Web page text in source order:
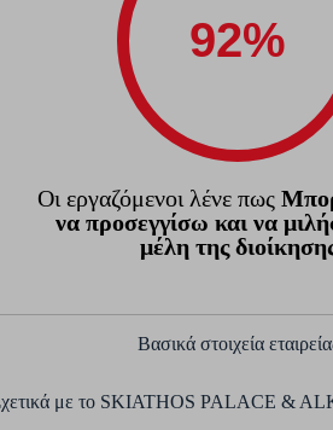
Οι εργαζόμενοι λένε πως
να προσεγγίσω και να
μέλη της
Βασικά στοιχεία
με τo SKIATHOS PALACE &